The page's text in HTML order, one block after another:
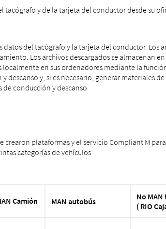
y de la tarjeta del conductor desde su
del tacógrafo y la tarjeta del conductor. Los
Los archivos descargados se almacenan en
en sus ordenadores mediante la
y, si es necesario, generar materiales
conducción y descanso.
crearon plataformas y el servicio Compliant M
categorías de vehículos:
Camión MAN autobús
No MAN
( RIO